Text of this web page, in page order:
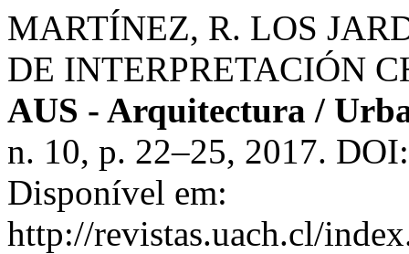
MARTÍNEZ, R. LOS
DE INTERPRETACIÓN
AUS - Arquitectura /
n. 10, p. 22–25, 2017.
Disponível em:
http://revistas.uach.cl/